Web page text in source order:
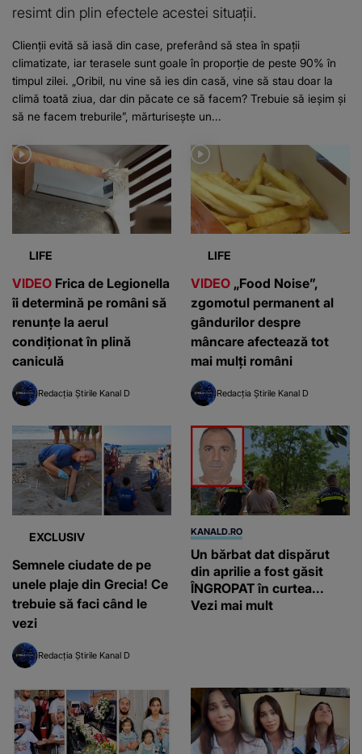
resimt din plin efectele acestei situații.
Clienții evită să iasă din case, preferând să stea în spații
climatizate, iar terasele sunt goale în proporție de peste 90% în
timpul zilei. „Oribil, nu vine să ies din casă, vine să stau doar la
climă toată ziua, dar din păcate ce să facem? Trebuie să ieșim și
să ne facem treburile”, mărturisește un...
LIFE
VIDEO Frica de Legionella
îi determină pe români să
renunțe la aerul
condiționat în plină
caniculă
Redacția Știrile Kanal D
LIFE
VIDEO „Food Noise”,
zgomotul permanent al
gândurilor despre
mâncare afectează tot
mai mulți români
Redacția Știrile Kanal D
EXCLUSIV
Semnele ciudate de pe
unele plaje din Grecia! Ce
trebuie să faci când le
vezi
Redacția Știrile Kanal D
KANALD.RO
Un bărbat dat dispărut
din aprilie a fost găsit
ÎNGROPAT în curtea...
Vezi mai mult